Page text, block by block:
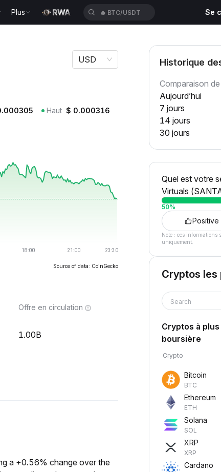
Plus 🔥 BTC/USDT Se
USD
Haut $ 0.000316
Source of data: CoinGecko
Offre en circulation
1.00B
a +0.56% change over the
Historique
Comparaison
Aujourd’hui
7 jours
14 jours
30 jours
Quel est votre
Virtuals
50%
Positive
Note : ces
uniquement.
Cryptos les
Search
Cryptos à
boursière
Crypto
Bitcoin
BTC
Ethereum
ETH
Solana
SOL
XRP
XRP
Cardano